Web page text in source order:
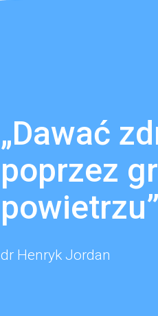
„Dawać
poprzez
powietrzu”
dr Henryk Jordan